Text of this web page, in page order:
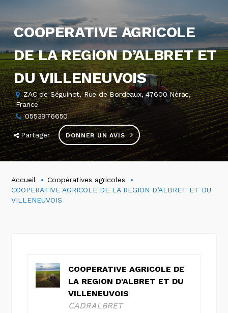
COOPERATIVE AGRICOLE
DE LA REGION D’ALBRET ET
DU VILLENEUVOIS
ZAC de Séguinot, Rue de Bordeaux, 47600 Nérac,
France
0553976650
Partager DONNER UN AVIS
Accueil
Coopératives agricoles
COOPERATIVE AGRICOLE DE LA REGION D’ALBRET ET DU
VILLENEUVOIS
COOPERATIVE AGRICOLE DE
LA REGION D'ALBRET ET DU
VILLENEUVOIS
CADRALBRET